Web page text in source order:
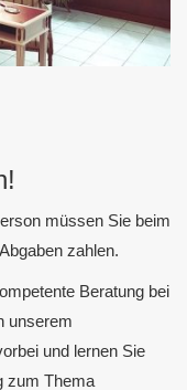
müssen Sie beim
zahlen.
Beratung bei
unserem
und lernen Sie
zum Thema